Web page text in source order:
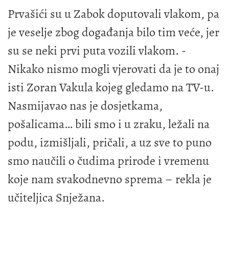
Prvašići su u Zabok doputovali vlakom, pa
je veselje zbog događanja bilo tim veće, jer
su se neki prvi puta vozili vlakom. -
Nikako nismo mogli vjerovati da je to onaj
isti Zoran Vakula kojeg gledamo na TV-u.
Nasmijavao nas je dosjetkama,
pošalicama… bili smo i u zraku, ležali na
podu, izmišljali, pričali, a uz sve to puno
smo naučili o čudima prirode i vremenu
koje nam svakodnevno sprema – rekla je
učiteljica Snježana.